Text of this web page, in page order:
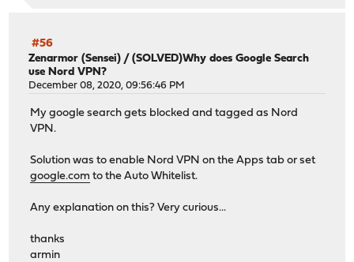
#56
Zenarmor (Sensei) /(SOLVED)Why does Google Search
use Nord VPN?
December 08, 2020, 09:56:46 PM
My google search gets blocked and tagged as Nord
VPN.
Solution was to enable Nord VPN on the Apps tab or set
google.com to the Auto Whitelist.
Any explanation on this? Very curious...
thanks
armin